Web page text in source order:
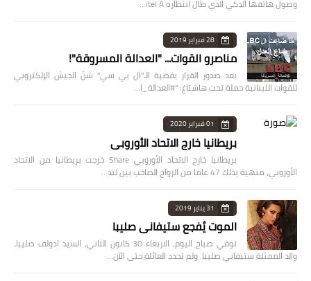
وصول هاتفها الذكي الذي طال انتظاره itel A…
28 فبراير 2019
مناصرو القوات... "العدالة المسروقة"!
بعد صدور القرار بقضية الـ"ال بي سي" شنّ الجيش الإلكتروني
للقوات اللبنانية حملة تحت هاشتاغ: "#العدالة_ا…
01 فبراير 2020
بريطانيا خارج الاتحاد الأوروبي
بريطانيا خارج الاتحاد الأوروبي Share خرجت بريطانيا من الاتحاد
الأوروبي، منهية بذلك 47 عاما من الزواج الصاخب بين لند…
31 يناير 2019
الموت يُفجع ستيفاني صليبا
توفي صباح اليوم، الاربعاء 30 كانون الثاني، السيد ادولف صليبا،
والد الممثلة ستيفاني صليبا. ولم تحدد العائلة حتى الآن…